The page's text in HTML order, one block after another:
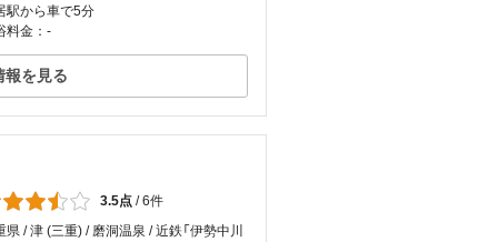
駅から車で5分
料金：-
報を見る
3.5点 /6件
県 / 津 (三重) / 磨洞温泉 / 近鉄「伊勢中川